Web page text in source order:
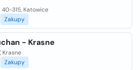
315, Katowice
Zakupy
- Krasne
Krasne
Zakupy